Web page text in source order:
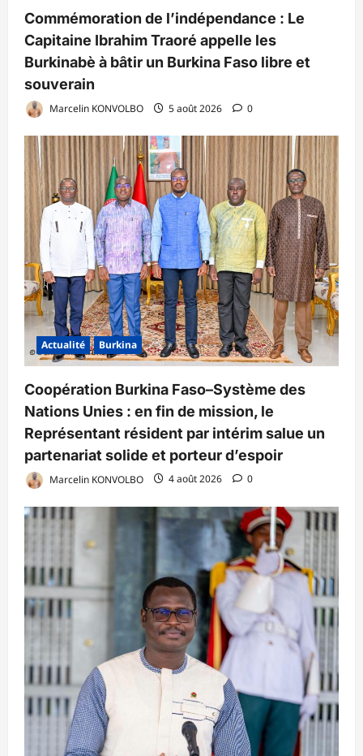
Commémoration de l’indépendance : Le
Capitaine Ibrahim Traoré appelle les
Burkinabè à bâtir un Burkina Faso libre et
souverain
Marcelin KONVOLBO 5 août 2026 0
Actualité Burkina
Coopération Burkina Faso–Système des
Nations Unies : en fin de mission, le
Représentant résident par intérim salue un
partenariat solide et porteur d’espoir
Marcelin KONVOLBO 4 août 2026 0